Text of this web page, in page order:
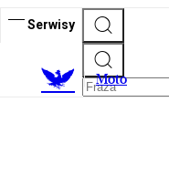
Serwisy
Moto